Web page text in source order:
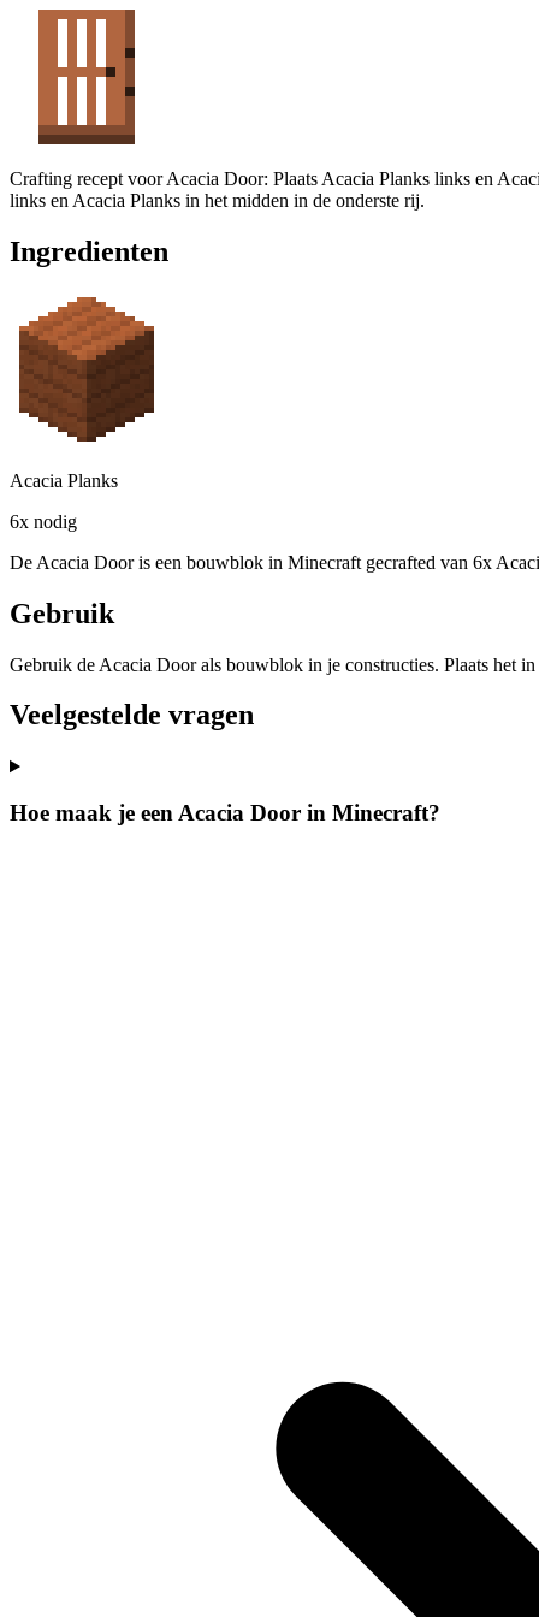
Crafting recept voor Acacia Door: Plaats Acacia Planks links en
links en Acacia Planks in het midden in de onderste rij.
Ingredienten
Acacia Planks
6x nodig
De Acacia Door is een bouwblok in Minecraft gecrafted van 6x
Gebruik
Gebruik de Acacia Door als bouwblok in je constructies. Plaats het
Veelgestelde vragen
Hoe maak je een Acacia Door in Minecraft?